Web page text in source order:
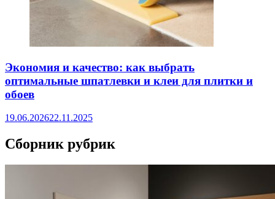
Экономия и качество: как выбрать
оптимальные шпатлевки и клеи для плитки и
обоев
19.06.202622.11.2025
Сборник рубрик